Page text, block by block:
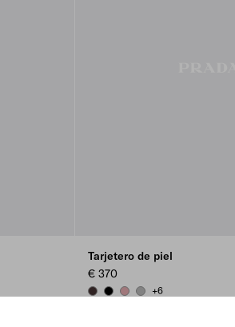
Tarjetero de piel
€ 370
DARK BROWN
BLACKROSY BLUSH
DARK GREY
+6